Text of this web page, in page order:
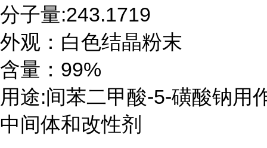
分子量:243.1719
外观：白色结晶粉末
含量：99%
用途:间苯二甲酸-5-磺酸钠用
中间体和改性剂